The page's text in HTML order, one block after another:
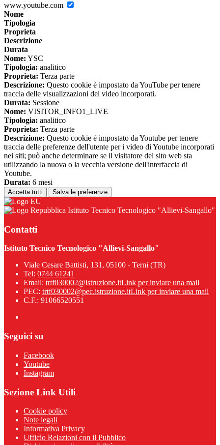
www.youtube.com
Nome
Tipologia
Proprieta
Descrizione
Durata
Nome: YSC
Tipologia: analitico
Proprieta: Terza parte
Descrizione: Questo cookie è impostato da YouTube per tenere
traccia delle visualizzazioni dei video incorporati.
Durata: Sessione
Nome: VISITOR_INFO1_LIVE
Tipologia: analitico
Proprieta: Terza parte
Descrizione: Questo cookie è impostato da Youtube per tenere
traccia delle preferenze dell'utente per i video di Youtube incorporati
nei siti; può anche determinare se il visitatore del sito web sta
utilizzando la nuova o la vecchia versione dell'interfaccia di
Youtube.
Durata: 6 mesi
Accetta tutti Salva le preferenze
Istituto Tecnico Tecnologico "Allievi-Sangallo"
Contatti
Istituto Tecnico Tecnologico "Allievi-Sangallo"
Viale Cesare Battisti, 131, 05100 - Terni (TR)
Tel: 0744 61241
Email: trtf030002@istruzione.itLink per inviare una mail
PEC: trtf030002@pec.istruzione.itLink per inviare una mail
C.F.: 91066520551
Seguici su
Facebook
Youtube
Instagram
Sezione Link Utili
Cookie policy
Note legali
Informativa Privacy
Ufficio Relazioni con il Pubblico